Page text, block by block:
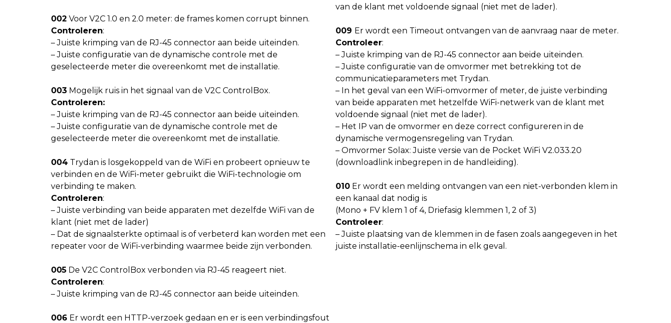
002 Voor V2C 1.0 en 2.0 meter: de frames komen corrupt binnen.
Controleren:
– Juiste krimping van de RJ-45 connector aan beide uiteinden.
– Juiste configuratie van de dynamische controle met de
geselecteerde meter die overeenkomt met de installatie.
003 Mogelijk ruis in het signaal van de V2C ControlBox.
Controleren:
– Juiste krimping van de RJ-45 connector aan beide uiteinden.
– Juiste configuratie van de dynamische controle met de
geselecteerde meter die overeenkomt met de installatie.
004 Trydan is losgekoppeld van de WiFi en probeert opnieuw te
verbinden en de WiFi-meter gebruikt die WiFi-technologie om
verbinding te maken.
Controleren:
– Juiste verbinding van beide apparaten met dezelfde WiFi van de
klant (niet met de lader)
– Dat de signaalsterkte optimaal is of verbeterd kan worden met een
repeater voor de WiFi-verbinding waarmee beide zijn verbonden.
005 De V2C ControlBox verbonden via RJ-45 reageert niet.
Controleren:
– Juiste krimping van de RJ-45 connector aan beide uiteinden.
006 Er wordt een HTTP-verzoek gedaan en er is een verbindingsfout
van de klant met voldoende signaal (niet met de lader).
009 Er wordt een Timeout ontvangen van de aanvraag naar de meter.
Controleer:
– Juiste krimping van de RJ-45 connector aan beide uiteinden.
– Juiste configuratie van de omvormer met betrekking tot de
communicatieparameters met Trydan.
– In het geval van een WiFi-omvormer of meter, de juiste verbinding
van beide apparaten met hetzelfde WiFi-netwerk van de klant met
voldoende signaal (niet met de lader).
– Het IP van de omvormer en deze correct configureren in de
dynamische vermogensregeling van Trydan.
– Omvormer Solax: Juiste versie van de Pocket WiFi V2.033.20
(downloadlink inbegrepen in de handleiding).
010 Er wordt een melding ontvangen van een niet-verbonden klem in
een kanaal dat nodig is
(Mono + FV klem 1 of 4, Driefasig klemmen 1, 2 of 3)
Controleer:
– Juiste plaatsing van de klemmen in de fasen zoals aangegeven in het
juiste installatie-eenlijnschema in elk geval.